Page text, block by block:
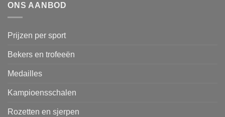
ONS AANBOD
Prijzen per sport
Bekers en trofeeën
Medailles
Kampioensschalen
Rozetten en sjerpen